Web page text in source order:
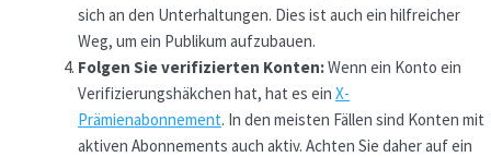
sich an den Unterhaltungen. Dies ist auch ein hilfreicher
Weg, um ein Publikum aufzubauen.
Folgen Sie verifizierten Konten:Wenn ein Konto ein
Verifizierungshäkchen hat, hat es ein X-
Prämienabonnement. In den meisten Fällen sind Konten mit
aktiven Abonnements auch aktiv. Achten Sie daher auf ein